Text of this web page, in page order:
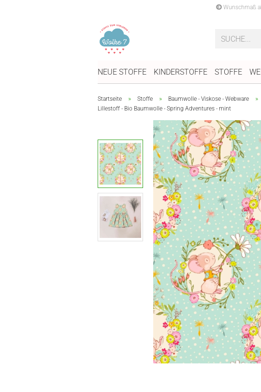
Wunschmaß
NEUE STOFFE KINDERSTOFFE STOFFE
Startseite » Stoffe » Baumwolle - Viskose - Webware »
Lillestoff - Bio Baumwolle - Spring Adventures - mint